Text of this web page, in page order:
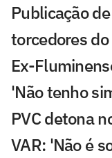
Publicação
torcedores
Ex-
'Não tenho
PVC detona
VAR: 'Não é